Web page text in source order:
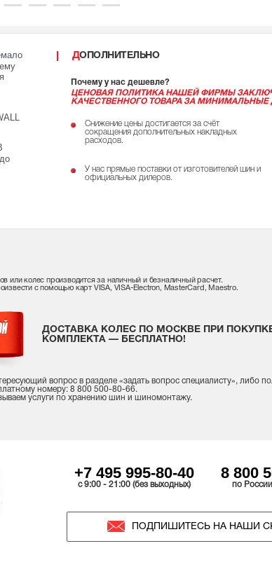
ДОПОЛНИТЕЛЬНО
Почему у нас дешевле?
ЦЕНОВАЯ ПОЛИТИКА НАШЕЙ ФИРМЫ
КАЧЕСТВЕННОГО ТОВАРА ЗА МИНИМАЛЬНЫЕ
Снижение цены достигается за счёт
сокращения дополнительных накладных
расходов.
У нас прямые поставки от изготовителей шин и
официальных дилеров.
или колес производится за наличный и безналичный расчет.
с помощью карт VISA, VISA-Electron, MasterCard, Maestro.
ДОСТАВКА КОЛЕС ПО МОСКВЕ ПРИ
КОМПЛЕКТА — БЕСПЛАТНО!
вопрос в разделе «задать вопрос специалисту», либо
номеру: 8 800 500-80-66.
услуги по хранению шин и шиномонтажу.
+7 495 995-80-40
c 9:00 - 21:00 (без выходных)
8 800
по
ПОДПИШИТЕСЬ НА НАШИ